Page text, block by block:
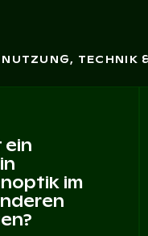
TECHNIK
ein
im